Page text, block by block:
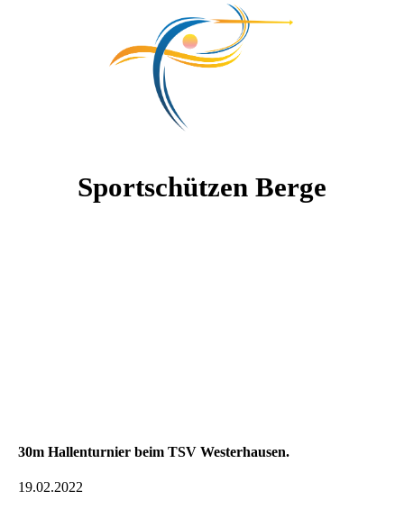
Sportschützen Berge
30m Hallenturnier beim TSV Westerhausen.
19.02.2022